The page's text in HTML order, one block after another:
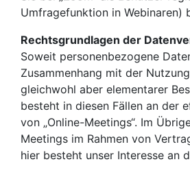
Umfragefunktion in Webinaren)
Rechtsgrundlagen der
Soweit personenbezogene
Zusammenhang mit der
gleichwohl aber elementarer
besteht in diesen Fällen an der
von „Online-Meetings“. Im
Meetings im Rahmen von
hier besteht unser Interesse an